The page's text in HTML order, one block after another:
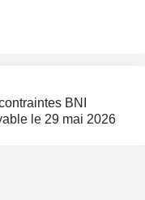
BNI
le 29 mai 2026